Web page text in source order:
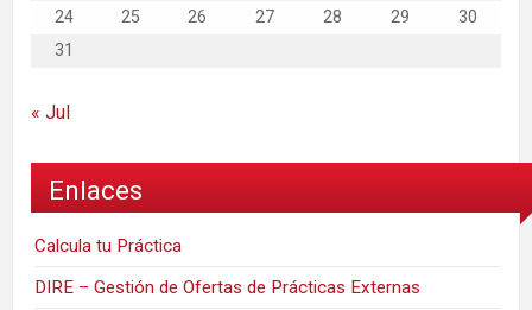
24
25 26 27 28 29
30
31
« Jul
Enlaces
Calcula tu Práctica
DIRE – Gestión de Ofertas de Prácticas Externas